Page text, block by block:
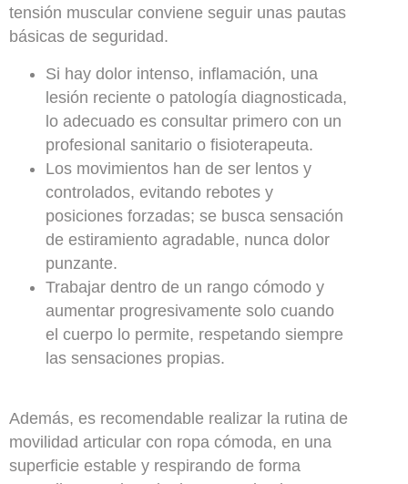
tensión muscular conviene seguir unas pautas
básicas de seguridad.
Si hay dolor intenso, inflamación, una
lesión reciente o patología diagnosticada,
lo adecuado es consultar primero con un
profesional sanitario o fisioterapeuta.
Los movimientos han de ser lentos y
controlados, evitando rebotes y
posiciones forzadas; se busca sensación
de estiramiento agradable, nunca dolor
punzante.
Trabajar dentro de un rango cómodo y
aumentar progresivamente solo cuando
el cuerpo lo permite, respetando siempre
las sensaciones propias.
Además, es recomendable realizar la rutina de
movilidad articular con ropa cómoda, en una
superficie estable y respirando de forma